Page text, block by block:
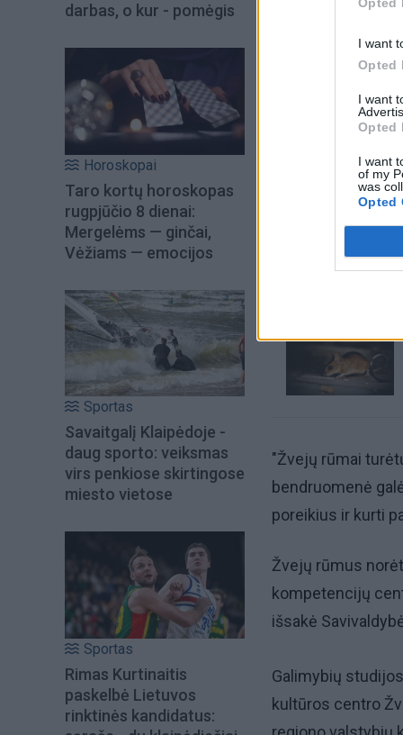
I want
Opted
I want
Opted
I want
of my
was
Opted
darbas, o kur - pomėgis
Horoskopai
Taro kortų horoskopas
rugpjūčio 8 dienai:
Mergelėms — ginčai,
Vėžiams — emocijos
Sportas
Savaitgalį Klaipėdoje -
daug sporto: veiksmas
virs penkiose skirtingose
miesto vietose
Sportas
Rimas Kurtinaitis
paskelbė Lietuvos
rinktinės kandidatus:
Šiuo metu
"Žvejų rūmai
bendruomenė
poreikius ir kurti
Žvejų rūmus
kompetencijų
išsakė
Galimybių
kultūros centro